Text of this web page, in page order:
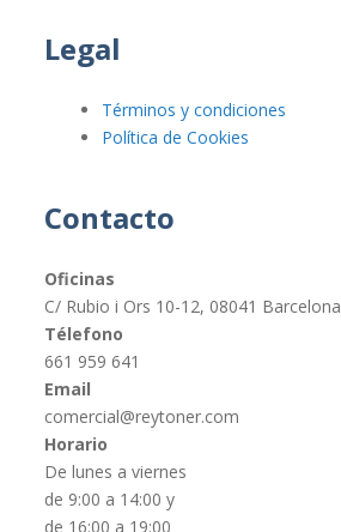
Legal
Términos y condiciones
Política de Cookies
Contacto
Oficinas
C/ Rubio i Ors 10-12, 08041 Barcelona
Télefono
661 959 641
Email
comercial@reytoner.com
Horario
De lunes a viernes
de 9:00 a 14:00 y
de 16:00 a 19:00